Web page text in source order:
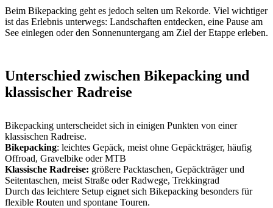
Beim Bikepacking geht es jedoch selten um Rekorde. Viel wichtiger
ist das Erlebnis unterwegs: Landschaften entdecken, eine Pause am
See einlegen oder den Sonnenuntergang am Ziel der Etappe erleben.
Unterschied zwischen Bikepacking und
klassischer Radreise
Bikepacking unterscheidet sich in einigen Punkten von einer
klassischen Radreise.
Bikepacking: leichtes Gepäck, meist ohne Gepäckträger, häufig
Offroad, Gravelbike oder MTB
Klassische Radreise: größere Packtaschen, Gepäckträger und
Seitentaschen, meist Straße oder Radwege, Trekkingrad
Durch das leichtere Setup eignet sich Bikepacking besonders für
flexible Routen und spontane Touren.